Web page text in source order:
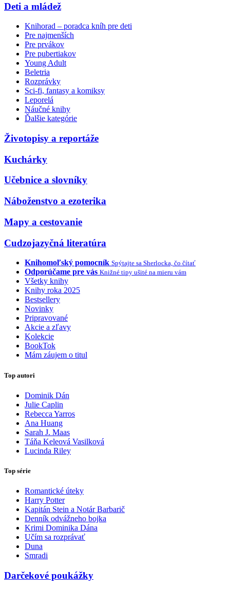
Deti a mládež
Knihorad – poradca kníh pre deti
Pre najmenších
Pre prvákov
Pre pubertiakov
Young Adult
Beletria
Rozprávky
Sci-fi, fantasy a komiksy
Leporelá
Náučné knihy
Ďalšie kategórie
Životopisy a reportáže
Kuchárky
Učebnice a slovníky
Náboženstvo a ezoterika
Mapy a cestovanie
Cudzojazyčná literatúra
Knihomoľský pomocník Spýtajte sa Sherlocka, čo čítať
Odporúčame pre vás Knižné tipy ušité na mieru vám
Všetky knihy
Knihy roka 2025
Bestsellery
Novinky
Pripravované
Akcie a zľavy
Kolekcie
BookTok
Mám záujem o titul
Top autori
Dominik Dán
Julie Caplin
Rebecca Yarros
Ana Huang
Sarah J. Maas
Táňa Keleová Vasilková
Lucinda Riley
Top série
Romantické úteky
Harry Potter
Kapitán Stein a Notár Barbarič
Denník odvážneho bojka
Krimi Dominika Dána
Učím sa rozprávať
Duna
Smradi
Darčekové poukážky